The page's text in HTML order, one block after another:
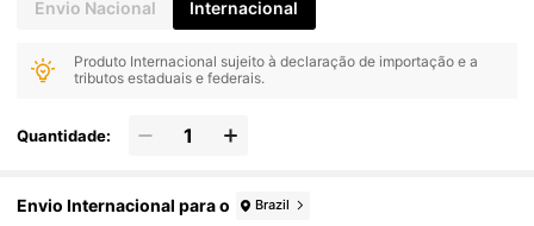
Envio Nacional Internacional
Produto Internacional sujeito à declaração de importação e a
tributos estaduais e federais.
Quantidade:
Envio Internacional para o Brazil